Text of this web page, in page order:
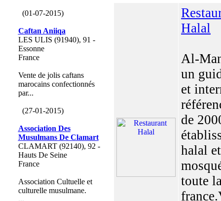
(01-07-2015)
Caftan Aniiqa
LES ULIS (91940), 91 -
Essonne
France
Vente de jolis caftans
marocains confectionnés
par...
(27-01-2015)
Association Des
Musulmans De Clamart
CLAMART (92140), 92 -
Hauts De Seine
France
Association Cultuelle et
culturelle musulmane.
...
Halal
Al-
un
et
de
halal et
toute